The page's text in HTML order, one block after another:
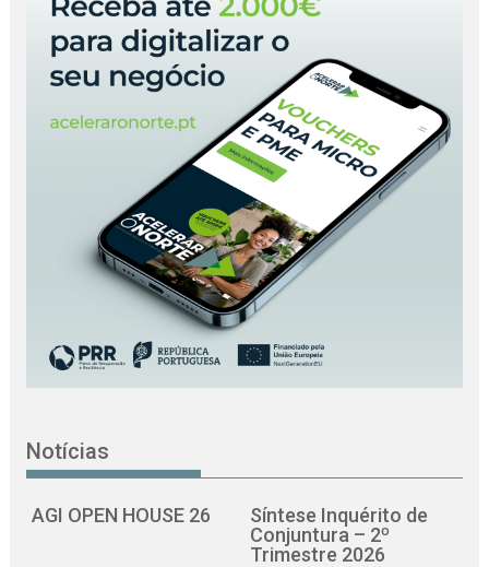
Notícias
AGI OPEN HOUSE 26
Síntese Inquérito de
Conjuntura – 2º
Trimestre 2026